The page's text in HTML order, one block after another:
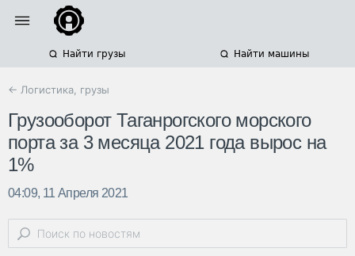
Найти грузы Найти машины
← Логистика, грузы
Грузооборот Таганрогского морского
порта за 3 месяца 2021 года вырос на
1%
04:09, 11 Апреля 2021